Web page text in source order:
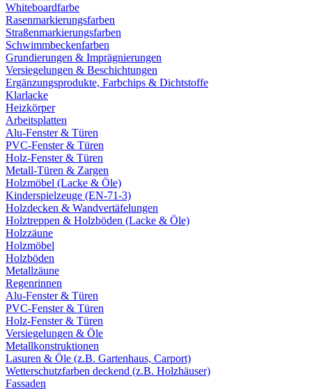
Whiteboardfarbe
Rasenmarkierungsfarben
Straßenmarkierungsfarben
Schwimmbeckenfarben
Grundierungen & Imprägnierungen
Versiegelungen & Beschichtungen
Ergänzungsprodukte, Farbchips & Dichtstoffe
Klarlacke
Heizkörper
Arbeitsplatten
Alu-Fenster & Türen
PVC-Fenster & Türen
Holz-Fenster & Türen
Metall-Türen & Zargen
Holzmöbel (Lacke & Öle)
Kinderspielzeuge (EN-71-3)
Holzdecken & Wandvertäfelungen
Holztreppen & Holzböden (Lacke & Öle)
Holzzäune
Holzmöbel
Holzböden
Metallzäune
Regenrinnen
Alu-Fenster & Türen
PVC-Fenster & Türen
Holz-Fenster & Türen
Versiegelungen & Öle
Metallkonstruktionen
Lasuren & Öle (z.B. Gartenhaus, Carport)
Wetterschutzfarben deckend (z.B. Holzhäuser)
Fassaden